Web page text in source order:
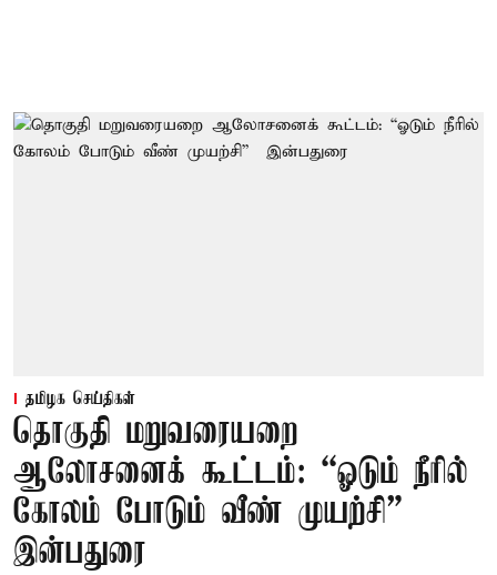
தமிழக செய்திகள்
தொகுதி மறுவரையறை
ஆலோசனைக் கூட்டம்: “ஓடும் நீரில்
கோலம் போடும் வீண் முயற்சி” –
இன்பதுரை